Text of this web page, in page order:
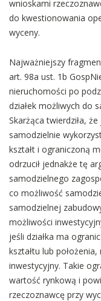
wnioskami
do kwestionowania
wyceny.
Najważniejszy
art. 98a ust. 1b
nieruchomości po
działek możliwych do
Skarżąca twierdziła,
samodzielnie
kształt i ograniczoną
odrzucił jednakże tę
samodzielnego
co możliwość
samodzielnej
możliwości
jeśli działka ma
kształtu lub
inwestycyjny. Takie
wartość rynkową i
rzeczoznawcę przy